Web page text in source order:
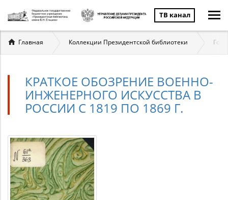
ТВ канал
Вы
здесь
Главная Коллекции Президентской библиотеки
КРАТКОЕ ОБОЗРЕНИЕ ВОЕННО-
ИНЖЕНЕРНОГО ИСКУССТВА В
РОССИИ С 1819 ПО 1869 Г.